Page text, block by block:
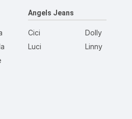
Angels Jeans
Cici
Luci
Dolly
Linny